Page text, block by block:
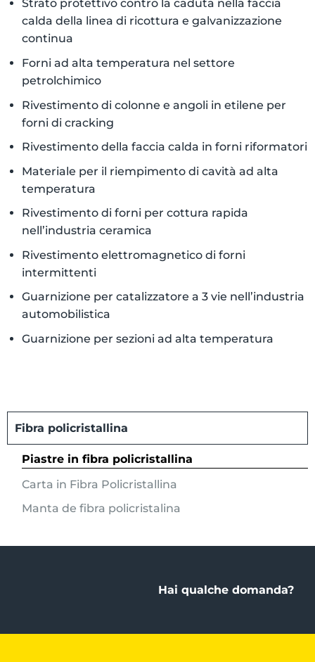
Fibra policristallina
Piastre in fibra policristallina
Carta in Fibra Policristallina
Manta de fibra policristalina
Strato protettivo contro la caduta nella faccia
calda della linea di ricottura e galvanizzazione
continua
Forni ad alta temperatura nel settore
petrolchimico
Rivestimento di colonne e angoli in etilene per
forni di cracking
Rivestimento della faccia calda in forni riformatori
Materiale per il riempimento di cavità ad alta
temperatura
Rivestimento di forni per cottura rapida
nell’industria ceramica
Rivestimento elettromagnetico di forni
intermittenti
Guarnizione per catalizzatore a 3 vie nell’industria
automobilistica
Guarnizione per sezioni ad alta temperatura
Hai qualche domanda?